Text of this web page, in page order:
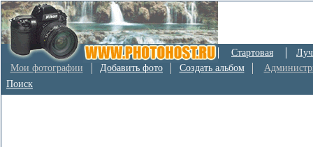
Стартовая
Мои фотографии
Добавить фото Создать альбом
Поиск